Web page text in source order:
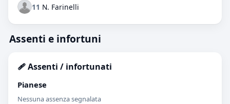
11 N. Farinelli
Assenti e infortuni
🩹 Assenti / infortunati
Pianese
Nessuna assenza segnalata